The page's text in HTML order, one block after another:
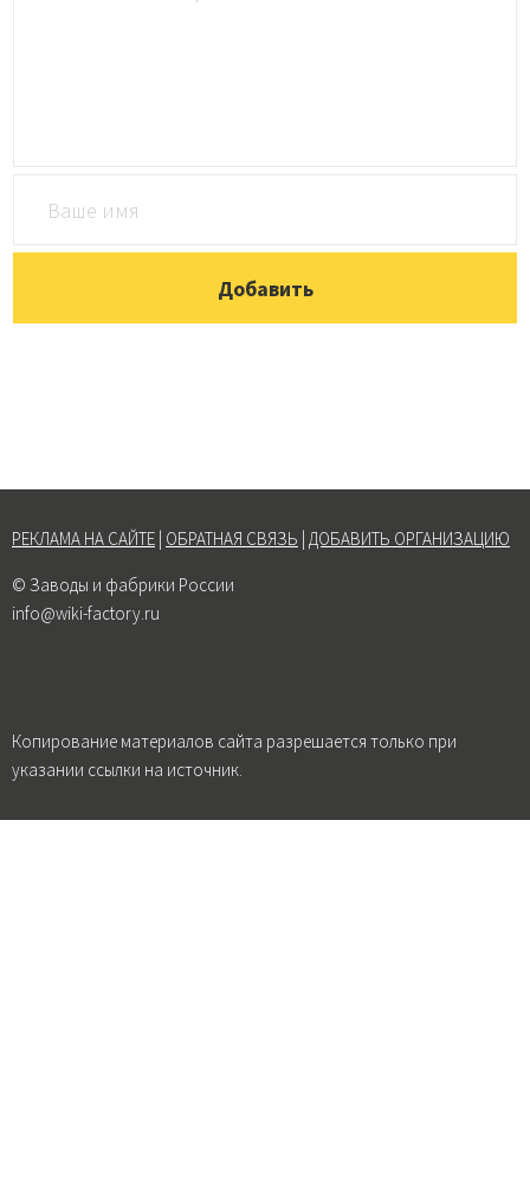
РЕКЛАМА НА САЙТЕ ОБРАТНАЯ СВЯЗЬ ДОБАВИТЬ ОРГАНИЗАЦИЮ
© Заводы и фабрики России
info@wiki-factory.ru
Копирование материалов сайта разрешается только при
указании ссылки на источник.